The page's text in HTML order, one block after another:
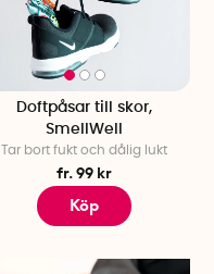
Doftpåsar till skor,
SmellWell
Tar bort fukt och dålig lukt
fr. 99 kr
Köp